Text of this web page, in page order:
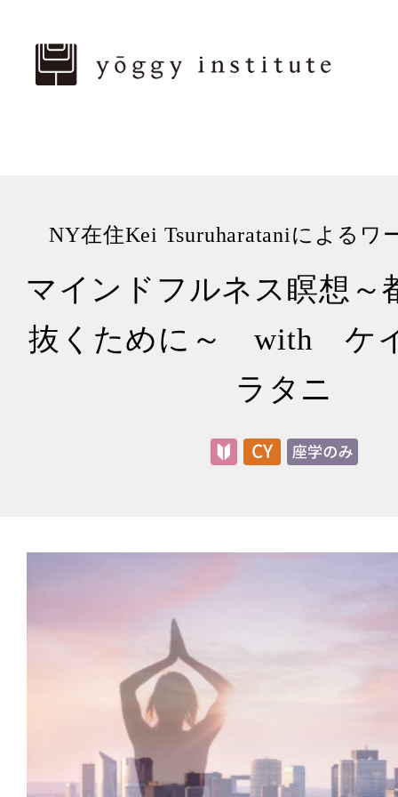
NY在住Kei Tsuruharataniによるワ
マインドフルネス瞑想～
抜くために～ with ケ
ラタニ